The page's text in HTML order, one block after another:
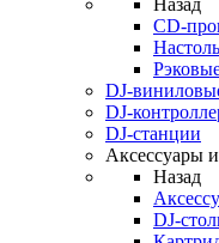
Назад
CD-
DJ-
DJ-
DJ-станции
Аксессуары
Назад
DJ-